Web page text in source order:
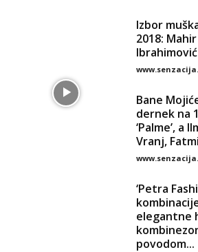
Izbor
2018:
Bane
dernek na
‘Palme’, a
Vranj,
‘Petra
elegantne
povodom...